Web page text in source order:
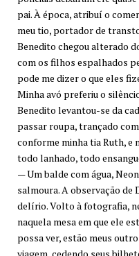
pai. À época, atribuí o
meu tio, portador de
Benedito chegou alterado
com os filhos espalhados
pode me dizer o que eles
Minha avó preferiu o
Benedito levantou-se da
passar roupa, trançado
conforme minha tia Ruth, e
todo lanhado, todo
— Um balde com água,
salmoura. A observação de
delírio. Volto à fotografia,
naquela mesa em que ele
possa ver, estão meus
viagem, cedendo seus